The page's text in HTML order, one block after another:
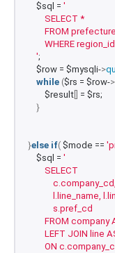
    $sql =
'
        SELECT *
        FROM prefecture
WHERE region_id
    '
;
    $row = $mysqli-
>
while ($rs = $row->
        $result
= $rs;
}
}else if( $mode ==
    $sql =
'
        SELECT
l.line_name,
            s.pref_cd
FROM company
LEFT JOIN line AS
ON